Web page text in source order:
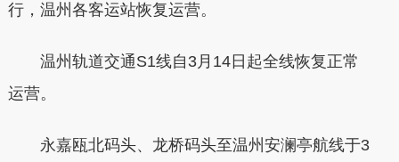
行，温州各客运站恢复运营。
温州轨道交通S1线自3月14日起全线恢复正常
运营。
永嘉瓯北码头、龙桥码头至温州安澜亭航线于3